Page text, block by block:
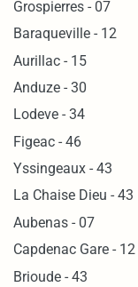
Grospierres - 07
Baraqueville - 12
Aurillac - 15
Anduze - 30
Lodeve - 34
Figeac - 46
Yssingeaux - 43
La Chaise Dieu - 43
Aubenas - 07
Capdenac Gare - 12
Brioude - 43